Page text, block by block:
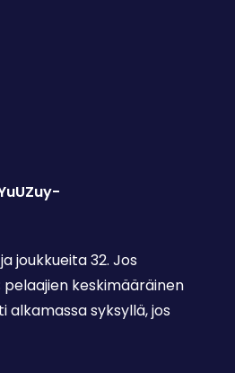
joukkueita 32. Jos
keskimääräinen
alkamassa syksyllä, jos